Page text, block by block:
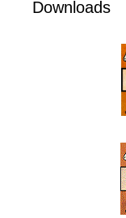
Downloads